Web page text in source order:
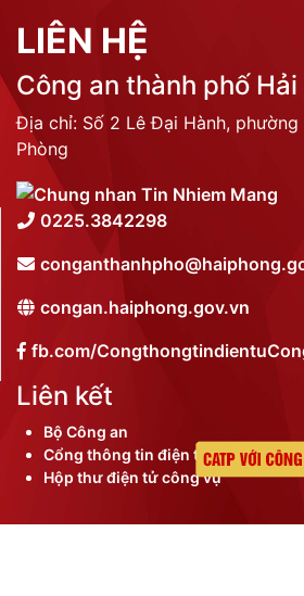
LIÊN HỆ
Công an thành phố Hải
Địa chỉ: Số 2 Lê Đại Hành, phường
Phòng
0225.3842298
congan.haiphong.gov.vn
fb.com/
Liên kết
Bộ Công an
Cổng thông tin điện tử thành phố
Hộp thư điện tử công vụ